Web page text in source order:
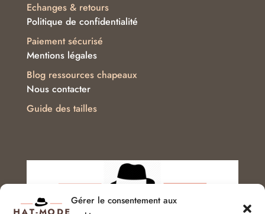
Gérer le consentement aux
Politique de confidentialité
Mentions légales
Nous contacter
Echanges & retours
Paiement sécurisé
Blog ressources chapeaux
Guide des tailles